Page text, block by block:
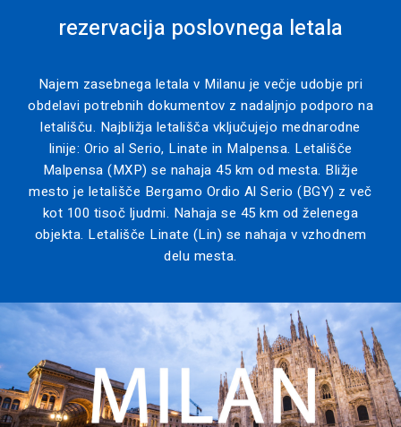
rezervacija poslovnega letala
Najem zasebnega letala v Milanu je večje udobje pri
obdelavi potrebnih dokumentov z nadaljnjo podporo na
letališču. Najbližja letališča vključujejo mednarodne
linije: Orio al Serio, Linate in Malpensa. Letališče
Malpensa (MXP) se nahaja 45 km od mesta. Bližje
mesto je letališče Bergamo Ordio Al Serio (BGY) z več
kot 100 tisoč ljudmi. Nahaja se 45 km od želenega
objekta. Letališče Linate (Lin) se nahaja v vzhodnem
delu mesta.